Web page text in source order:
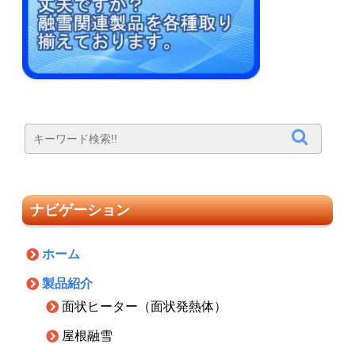
ナビゲーション
ホーム
製品紹介
面状ヒーター（面状発熱体）
屋根融雪